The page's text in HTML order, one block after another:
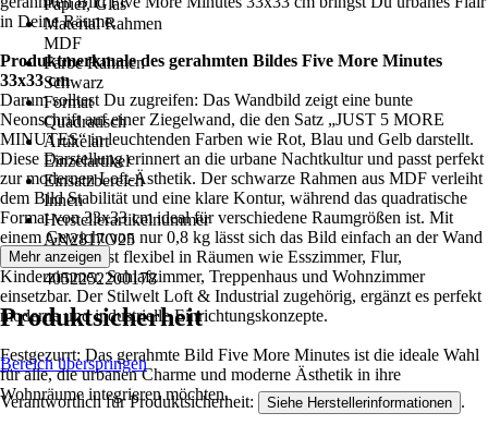
Papier, Glas
Material Rahmen
MDF
Farbe Rahmen
Schwarz
Format
Quadratisch
Artikelart
Einzelartikel
Einsatzbereich
Innen
Herstellerartikelnummer
AN2817O25
EAN
4052252200178
in Deine Räume.
Produktmerkmale des gerahmten Bildes Five More Minutes
33x33 cm
Darum solltest Du zugreifen: Das Wandbild zeigt eine bunte
Neonschrift auf einer Ziegelwand, die den Satz „JUST 5 MORE
MINUTES“ in leuchtenden Farben wie Rot, Blau und Gelb darstellt.
Diese Darstellung erinnert an die urbane Nachtkultur und passt perfekt
zur modernen Loft-Ästhetik. Der schwarze Rahmen aus MDF verleiht
dem Bild Stabilität und eine klare Kontur, während das quadratische
Format von 33x33 cm ideal für verschiedene Raumgrößen ist. Mit
einem Gewicht von nur 0,8 kg lässt sich das Bild einfach an der Wand
anbringen und ist flexibel in Räumen wie Esszimmer, Flur,
Kinderzimmer, Schlafzimmer, Treppenhaus und Wohnzimmer
einsetzbar. Der Stilwelt Loft & Industrial zugehörig, ergänzt es perfekt
moderne und industrielle Einrichtungskonzepte.
Festgezurrt: Das gerahmte Bild Five More Minutes ist die ideale Wahl
für alle, die urbanen Charme und moderne Ästhetik in ihre
Wohnräume integrieren möchten.
Mehr anzeigen
Produktsicherheit
Bereich überspringen
Verantwortlich für Produktsicherheit: Siehe Herstellerinformationen .